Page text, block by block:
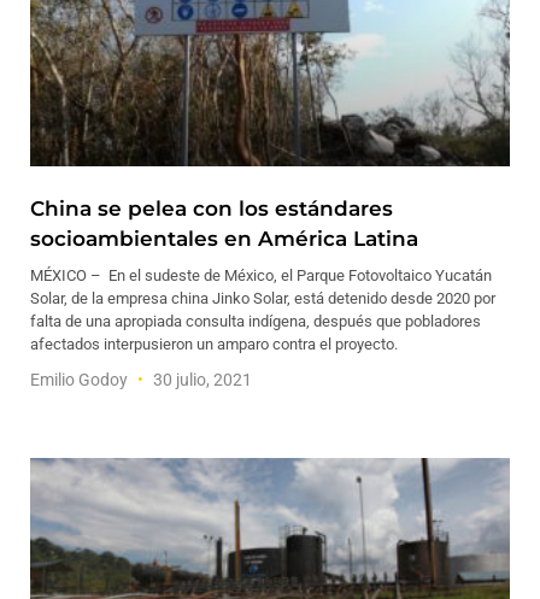
China se pelea con los estándares
socioambientales en América Latina
MÉXICO – En el sudeste de México, el Parque Fotovoltaico Yucatán
Solar, de la empresa china Jinko Solar, está detenido desde 2020 por
falta de una apropiada consulta indígena, después que pobladores
afectados interpusieron un amparo contra el proyecto.
Emilio Godoy 30 julio, 2021